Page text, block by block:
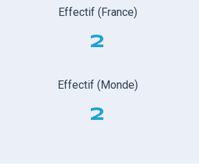
Effectif (France)
2
Effectif (Monde)
2